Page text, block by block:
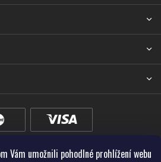
Vám umožnili pohodlné prohlížení webu